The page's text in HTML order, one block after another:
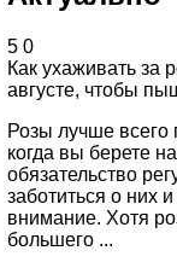
5 0
Как ухаживать за
августе, чтобы
Розы лучше всего
когда вы берете
обязательство
заботиться о них
внимание. Хотя
большего ...